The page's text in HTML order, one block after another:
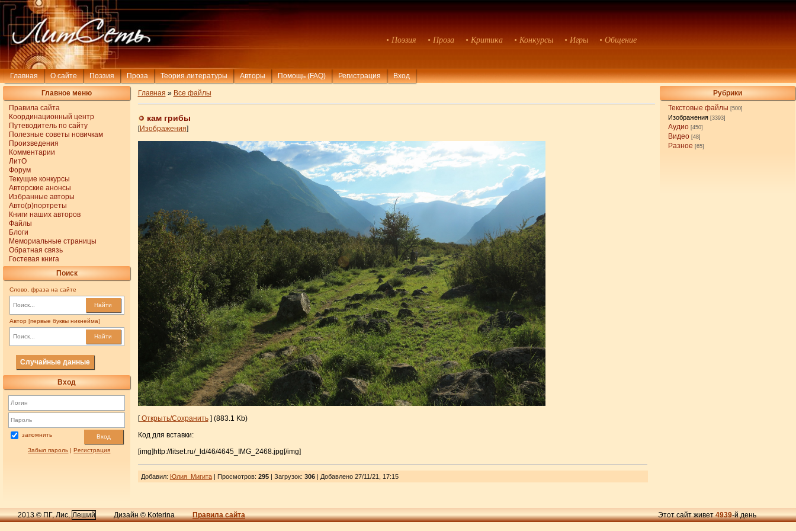
• Поэзия • Проза • Критика • Конкурсы • Игры • Общение
Главная О сайте Поэзия Проза Теория литературы Авторы Помощь (FAQ) Регистрация Вход
Главное меню
Правила сайта
Координационный центр
Путеводитель по сайту
Полезные советы новичкам
Произведения
Комментарии
ЛитО
Форум
Текущие конкурсы
Авторские анонсы
Избранные авторы
Авто(р)портреты
Книги наших авторов
Файлы
Блоги
Мемориальные страницы
Обратная связь
Гостевая книга
Поиск
Слово, фраза на сайте
Найти
Автор [первые буквы никнейма]
Найти
Случайные данные
Вход
запомнить Вход
Забыл пароль |Регистрация
Рубрики
Текстовые файлы [500]
Изображения [3393]
Аудио [450]
Видео [48]
Разное [65]
Главная » Все файлы
кам грибы
[Изображения]
[Открыть/Сохранить] (883.1 Kb)
Код для вставки:
[img]http://litset.ru/_ld/46/4645_IMG_2468.jpg[/img]
Добавил: Юлия_Мигита| Просмотров: 295| Загрузок: 306| Добавлено 27/11/21, 17:15
2013 © ПГ, Лис,Леший Дизайн © Koterina Правила сайта Этот сайт живет4939-й день